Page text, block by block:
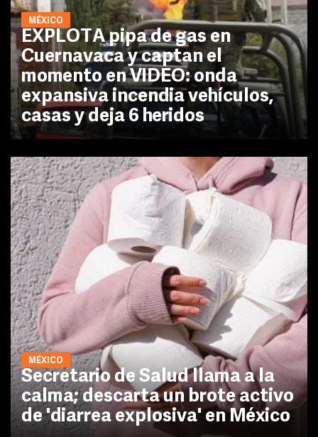
MÉXICO
EXPLOTA pipa de gas en
Cuernavaca y captan el
momento en VIDEO: onda
expansiva incendia vehículos,
casas y deja 6 heridos
MÉXICO
Secretario de Salud llama a la
calma; descarta un brote activo
de 'diarrea explosiva' en México